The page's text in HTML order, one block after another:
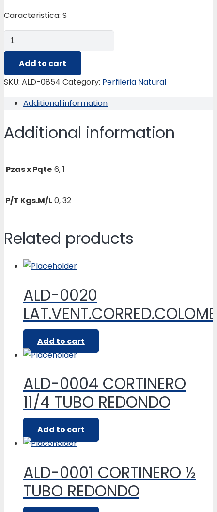
Caracteristica: S
ALD-
0854
GUIA
(RIEL
CLOSET
PERSIANA)
Add to cart
SKU: ALD-0854 Category: Perfileria Natural
Additional information
Additional information
Pzas x Pqte 6, 1
P/T Kgs.M/L0, 32
Related products
ALD-0020
Add to cart
ALD-0004 CORTINERO
11/4 TUBO REDONDO
Add to cart
ALD-0001 CORTINERO ½
TUBO REDONDO